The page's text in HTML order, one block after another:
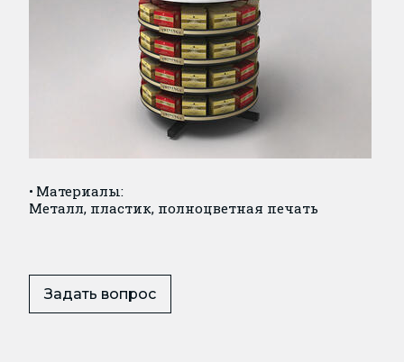
Материалы:
Металл, пластик, полноцветная печать
Задать вопрос